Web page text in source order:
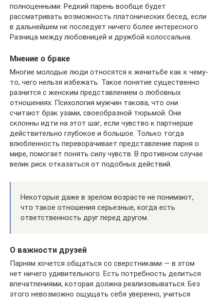
полноценными. Редкий парень вообще будет
рассматривать возможность платонических бесед, если
в дальнейшем не последует ничего более интересного.
Разница между любовницей и дружбой колоссальна.
Мнение о браке
Многие молодые люди относятся к женитьбе как к чему-
то, чего нельзя избежать. Такое понятие существенно
разнится с женским представлением о любовных
отношениях. Психология мужчин такова, что они
считают брак узами, своеобразной тюрьмой. Они
склонны идти на этот шаг, если чувство к партнерше
действительно глубокое и большое. Только тогда
влюбленность переворачивает представление парня о
мире, помогает понять силу чувств. В противном случае
велик риск отказаться от подобных действий.
Некоторые даже в зрелом возрасте не понимают,
что такое отношения серьезные, когда есть
ответственность друг перед другом.
О важности друзей
Парням хочется общаться со сверстниками — в этом
нет ничего удивительного. Есть потребность делиться
впечатлениями, которая должна реализовываться. Без
этого невозможно ощущать себя уверенно, учиться